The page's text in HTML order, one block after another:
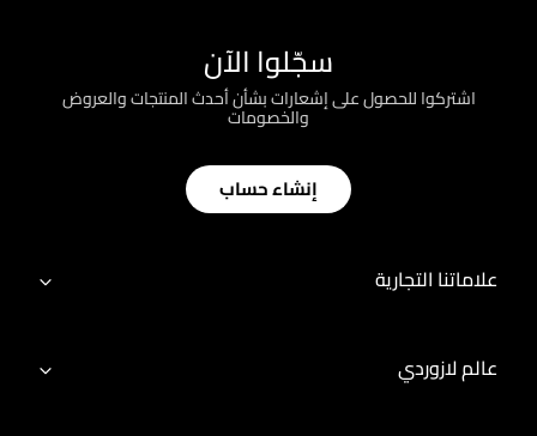
سجّلوا الآن
اشتركوا للحصول على إشعارات بشأن أحدث المنتجات والعروض
والخصومات
إنشاء حساب
علاماتنا التجارية
عالم لازوردي